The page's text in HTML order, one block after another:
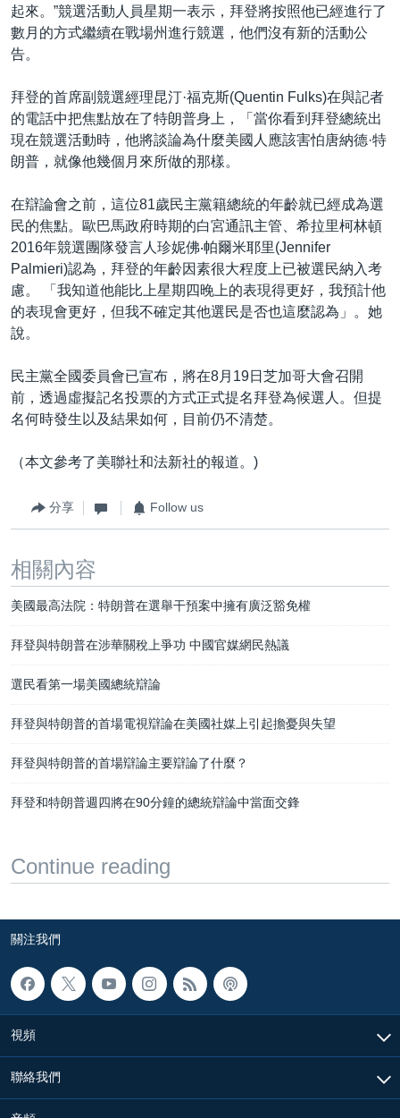
起來。”競選活動人員星期一表示，拜登將按照他已經進行了
數月的方式繼續在戰場州進行競選，他們沒有新的活動公
告。
拜登的首席副競選經理昆汀·福克斯(Quentin Fulks)在與記者
的電話中把焦點放在了特朗普身上，「當你看到拜登總統出
現在競選活動時，他將談論為什麼美國人應該害怕唐納德·特
朗普，就像他幾個月來所做的那樣。
在辯論會之前，這位81歲民主黨籍總統的年齡就已經成為選
民的焦點。歐巴馬政府時期的白宮通訊主管、希拉里柯林頓
2016年競選團隊發言人珍妮佛‧帕爾米耶里(Jennifer
Palmieri)認為，拜登的年齡因素很大程度上已被選民納入考
慮。 「我知道他能比上星期四晚上的表現得更好，我預計他
的表現會更好，但我不確定其他選民是否也這麼認為」。她
說。
民主黨全國委員會已宣布，將在8月19日芝加哥大會召開
前，透過虛擬記名投票的方式正式提名拜登為候選人。但提
名何時發生以及結果如何，目前仍不清楚。
（本文參考了美聯社和法新社的報道。)
分享 Follow us
相關內容
美國最高法院：特朗普在選舉干預案中擁有廣泛豁免權
拜登與特朗普在涉華關稅上爭功 中國官媒網民熱議
選民看第一場美國總統辯論
拜登與特朗普的首場電視辯論在美國社媒上引起擔憂與失望
拜登與特朗普的首場辯論主要辯論了什麼？
拜登和特朗普週四將在90分鐘的總統辯論中當面交鋒
Continue reading
關注我們
視頻
聯絡我們